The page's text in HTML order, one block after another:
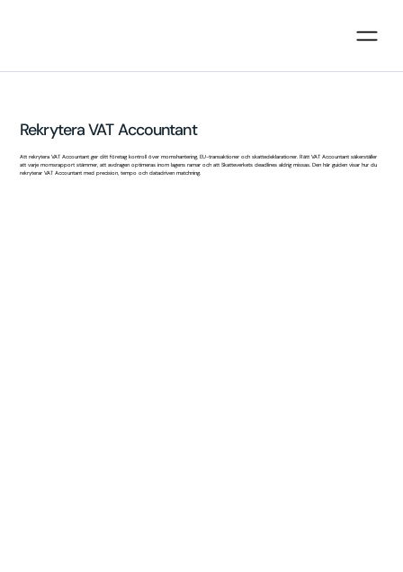
Rekrytera VAT Accountant
Att rekrytera VAT Accountant ger ditt företag kontroll över momshantering, EU-transaktioner och skattedeklarationer. Rätt VAT Accountant säkerställer
att varje momsrapport stämmer, att avdragen optimeras inom lagens ramar och att Skatteverkets deadlines aldrig missas. Den här guiden visar hur du
rekryterar VAT Accountant med precision, tempo och datadriven matchning.